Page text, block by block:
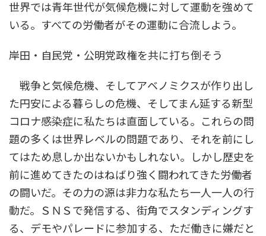
世界では青年世代が気候危機に対して運動を強めて
いる。すべての労働者がその運動に合流しよう。
岸田・自民党・公明党政権を共に打ち倒そう
戦争と気候危機、そしてアベノミクスが作り出し
た円安による暮らしの危機、そしてまん延する新型
コロナ感染症に私たちは直面している。これらの問
題の多くは世界レベルの問題であり、それを前にし
てはため息しか出ないかもしれない。しかし歴史を
前に進めてきたのはねばり強く闘われてきた労働者
の闘いだ。その力の源は非力な私たち一人一人の行
動だ。ＳＮＳで発信する、街角でスタンディングす
る、デモやパレードに参加する、ただ働きに嫌だと